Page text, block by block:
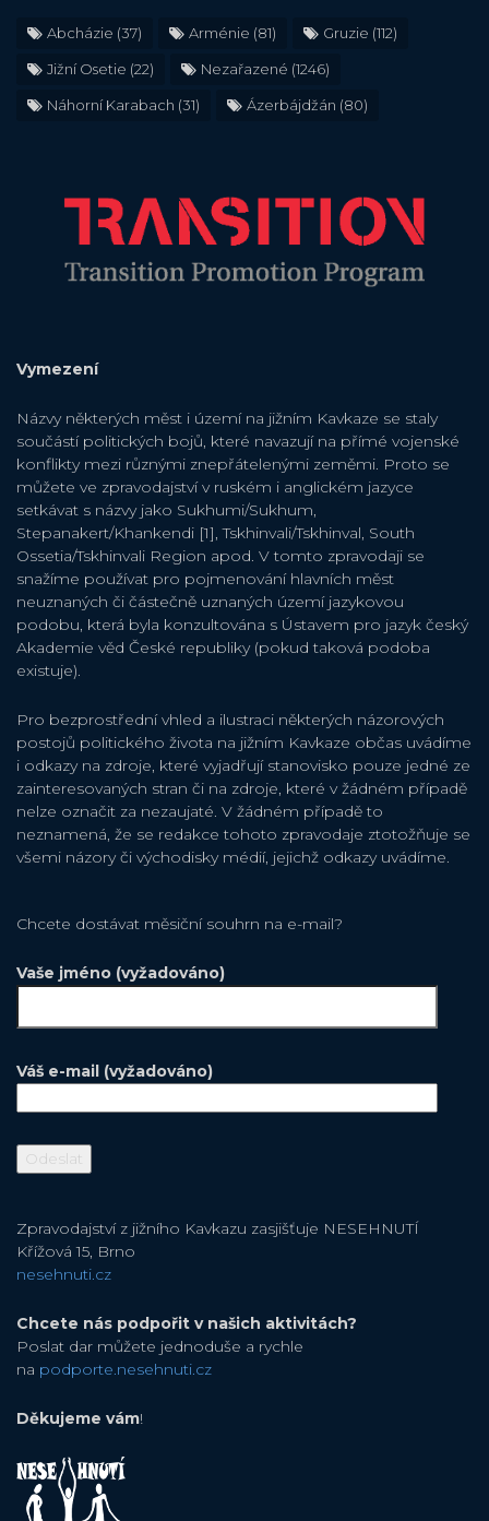
Abcházie (37) Arménie (81) Gruzie (112)
Jižní Osetie (22) Nezařazené (1246)
Náhorní Karabach (31) Ázerbájdžán (80)
Vymezení
Názvy některých měst i území na jižním Kavkaze se staly
součástí politických bojů, které navazují na přímé vojenské
konflikty mezi různými znepřátelenými zeměmi. Proto se
můžete ve zpravodajství v ruském i anglickém jazyce
setkávat s názvy jako Sukhumi/Sukhum,
Stepanakert/Khankendi [1], Tskhinvali/Tskhinval, South
Ossetia/Tskhinvali Region apod. V tomto zpravodaji se
snažíme používat pro pojmenování hlavních měst
neuznaných či částečně uznaných území jazykovou
podobu, která byla konzultována s Ústavem pro jazyk český
Akademie věd České republiky (pokud taková podoba
existuje).
Pro bezprostřední vhled a ilustraci některých názorových
postojů politického života na jižním Kavkaze občas uvádíme
i odkazy na zdroje, které vyjadřují stanovisko pouze jedné ze
zainteresovaných stran či na zdroje, které v žádném případě
nelze označit za nezaujaté. V žádném případě to
neznamená, že se redakce tohoto zpravodaje ztotožňuje se
všemi názory či východisky médií, jejichž odkazy uvádíme.
Chcete dostávat měsiční souhrn na e-mail?
Vaše jméno (vyžadováno)
Váš e-mail (vyžadováno)
Zpravodajství z jižního Kavkazu zasjišťuje NESEHNUTÍ
Křížová 15, Brno
nesehnuti.cz
Chcete nás podpořit v našich aktivitách?
Poslat dar můžete jednoduše a rychle
na podporte.nesehnuti.cz
Děkujeme vám!